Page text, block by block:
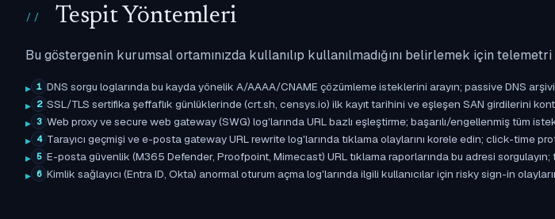
Tespit Yöntemleri
Bu göstergenin kurumsal ortamınızda kullanılıp kullanılmadığını belirlemek için
1 DNS sorgu loglarında bu kayda yönelik A/AAAA/CNAME çözümleme isteklerini arayın; passive DNS
2 SSL/TLS sertifika şeffaflık günlüklerinde (crt.sh, censys.io) ilk kayıt tarihini ve eşleşen SAN girdilerini
3 Web proxy ve secure web gateway (SWG) log'larında URL bazlı eşleştirme; başarılı/engellenmiş tüm
4 Tarayıcı geçmişi ve e-posta gateway URL rewrite log'larında tıklama olaylarını korele edin; click-time
5 E-posta güvenlik (M365 Defender, Proofpoint, Mimecast) URL tıklama raporlarında bu adresi sorgulayın;
6 Kimlik sağlayıcı (Entra ID, Okta) anormal oturum açma log'larında ilgili kullanıcılar için risky sign-in